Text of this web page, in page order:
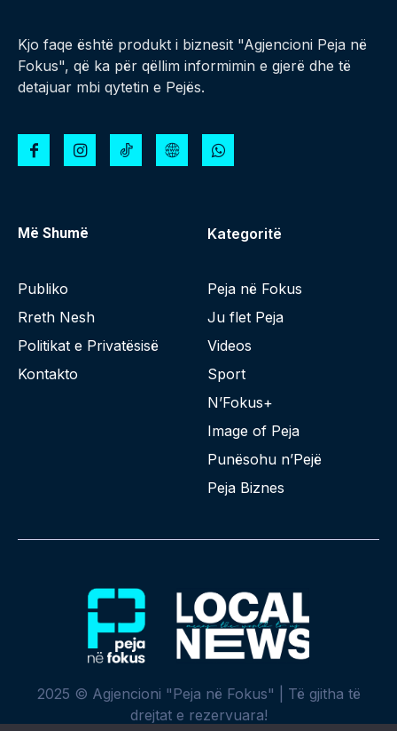
Kjo faqe është produkt i biznesit "Agjencioni Peja në
Fokus", që ka për qëllim informimin e gjerë dhe të
detajuar mbi qytetin e Pejës.
Më Shumë
Publiko
Rreth Nesh
Politikat e Privatësisë
Kontakto
Kategoritë
Peja në Fokus
Ju flet Peja
Videos
Sport
N’Fokus+
Image of Peja
Punësohu n’Pejë
Peja Biznes
2025 © Agjencioni "Peja në Fokus" | Të gjitha të
drejtat e rezervuara!